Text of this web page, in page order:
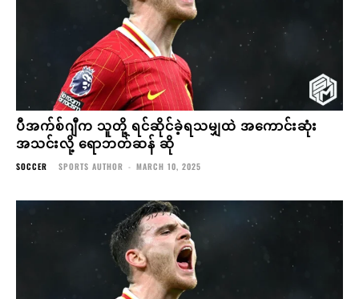
ပီအက်စ်ဂျီက သူတို့ ရင်ဆိုင်ခဲ့ရသမျှထဲ အကောင်းဆုံး
အသင်းလို့ ရောဘတ်ဆန် ဆို
SOCCER SPORTS AUTHOR - MARCH 10, 2025